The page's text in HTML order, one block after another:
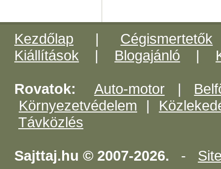
Kezdőlap | Cégismertetők
Kiállítások | Blogajánló |
Rovatok: Auto-motor|
Környezetvédelem |
Távközlés
Sajttaj.hu © 2007-2026. -